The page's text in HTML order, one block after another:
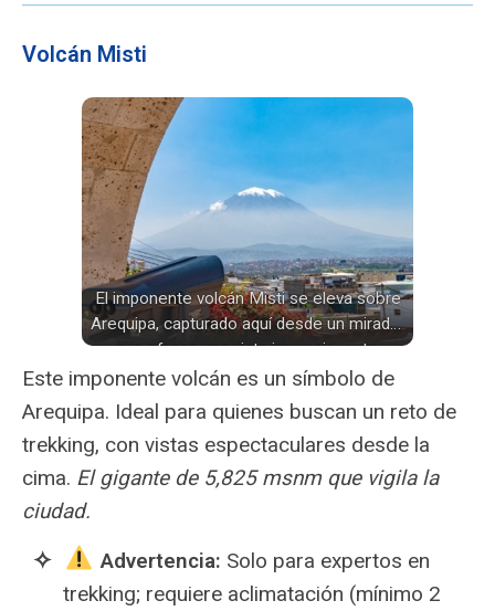
Volcán Misti
El imponente volcán Misti se eleva sobre
Arequipa, capturado aquí desde un mirador
que ofrece una vista impresionante.
Este imponente volcán es un símbolo de
Arequipa. Ideal para quienes buscan un reto de
trekking, con vistas espectaculares desde la
cima. El gigante de 5,825 msnm que vigila la
ciudad.
️Advertencia: Solo para expertos en
trekking; requiere aclimatación (mínimo 2